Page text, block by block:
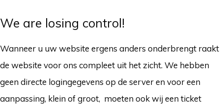
We are losing control!
Wanneer u uw website ergens anders onderbrengt raakt
de website voor ons compleet uit het zicht. We hebben
geen directe logingegevens op de server en voor een
aanpassing, klein of groot, moeten ook wij een ticket